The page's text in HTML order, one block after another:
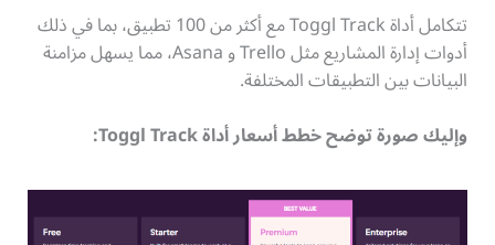
تتكامل أداة Toggl Track مع أكثر من 100 تطبيق، بما في ذلك
أدوات إدارة المشاريع مثل Trello و Asana، مما يسهل مزامنة
البيانات بين التطبيقات المختلفة.
وإليك صورة توضح خطط أسعار أداة Toggl Track: